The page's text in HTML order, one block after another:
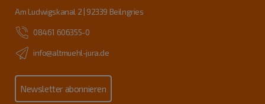
Am Ludwigskanal 2 | 92339 Beilngries
08461 606355-0
info@altmuehl-jura.de
Newsletter abonnieren